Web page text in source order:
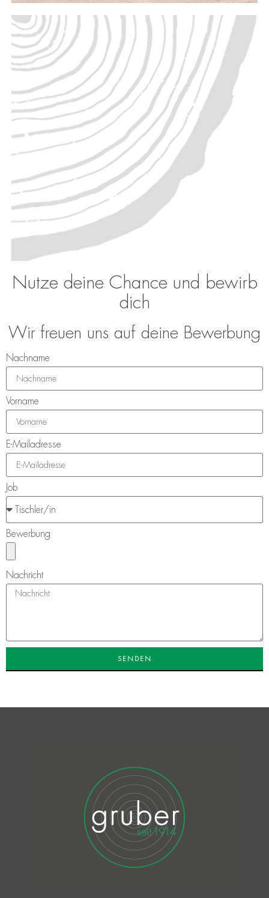
Nutze deine Chance und bewirb
dich
Wir freuen uns auf deine Bewerbung
Nachname
Vorname
E-Mailadresse
Job
Bewerbung
Nachricht
SENDEN